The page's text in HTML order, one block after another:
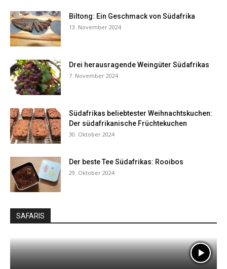
Biltong: Ein Geschmack von Südafrika
13. November 2024
Drei herausragende Weingüter Südafrikas
7. November 2024
Südafrikas beliebtester Weihnachtskuchen:
Der südafrikanische Früchtekuchen
30. Oktober 2024
Der beste Tee Südafrikas: Rooibos
29. Oktober 2024
SAFARIS